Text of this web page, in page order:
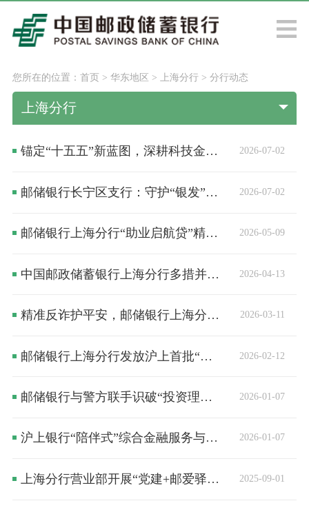
您所在的位置： 首页> 华东地区 > 上海分行> 分行动态
上海分行
2026-07-02
锚定“十五五”新蓝图，深耕科技金融大文章
2026-07-02
邮储银行长宁区支行：守护“银发”与“青春”，筑牢反诈防火墙
2026-05-09
邮储银行上海分行“助业启航贷”精准滴灌科创小微企业
2026-04-13
中国邮政储蓄银行上海分行多措并举开展反诈宣教行动
2026-03-11
精准反诈护平安，邮储银行上海分行匠心打造“三心”服务体验
2026-02-12
邮储银行上海分行发放沪上首批“助业启航贷”：金融助力科创小微企业成长
2026-01-07
邮储银行与警方联手识破“投资理财+杀猪盘”骗局
2026-01-07
沪上银行“陪伴式”综合金融服务与科创企业“共成长”
2025-09-01
上海分行营业部开展“党建+邮爱驿站”快闪活动